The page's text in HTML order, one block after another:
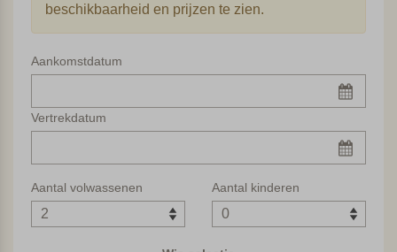
Middeleeuws dorpje) ligt op ongeveer 15 km van de
agriturismo, via een prachtige, slingerige weg rij je
ernaartoe.
Zwembad, speeltuin & diner op het terras
De twee verbouwde landhuizen liggen op een landgoed
van maar liefst 12 hectare. Aan ruimte dus geen gebrek. Op
gezamenlijke barbecue. In het hoogseizoen wordt er bij
voldoende belangstelling een of twee keer per week voor
beschikbaarheid en prijzen te zien.
Aankomstdatum
Vertrekdatum
Aantal volwassenen Aantal kinderen